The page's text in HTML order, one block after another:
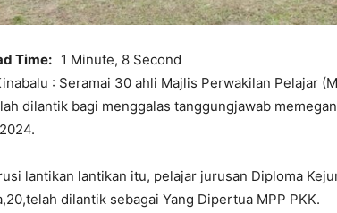
Time: 1 Minute, 8 Second
: Seramai 30 ahli Majlis Perwakilan Pelajar
dilantik bagi menggalas tanggungjawab
lantikan lantikan itu, pelajar jurusan Diploma
dilantik sebagai Yang Dipertua MPP PKK.